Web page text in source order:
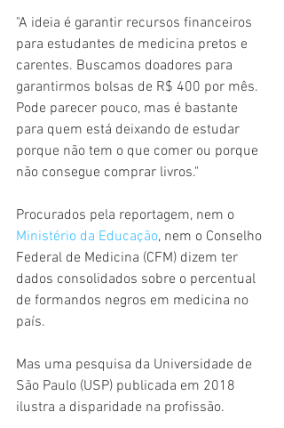
"A ideia é garantir recursos financeiros
para estudantes de medicina pretos e
carentes. Buscamos doadores para
garantirmos bolsas de R$ 400 por mês.
Pode parecer pouco, mas é bastante
para quem está deixando de estudar
porque não tem o que comer ou porque
não consegue comprar livros."
Procurados pela reportagem, nem o
Ministério da Educação, nem o Conselho
Federal de Medicina (CFM) dizem ter
dados consolidados sobre o percentual
de formandos negros em medicina no
país.
Mas uma pesquisa da Universidade de
São Paulo (USP) publicada em 2018
ilustra a disparidade na profissão.